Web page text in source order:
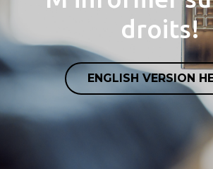
droits!
ENGLISH VERSION